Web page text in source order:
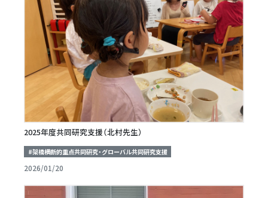
2025年度共同研究支援（北村先生）
#架橋横断的重点共同研究・グローバル共同研究支援
2026/01/20